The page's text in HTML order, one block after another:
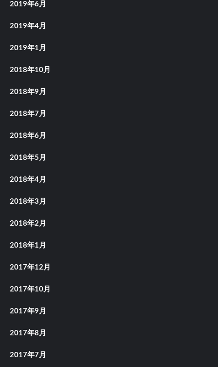
2019年6月
2019年4月
2019年1月
2018年10月
2018年9月
2018年7月
2018年6月
2018年5月
2018年4月
2018年3月
2018年2月
2018年1月
2017年12月
2017年10月
2017年9月
2017年8月
2017年7月